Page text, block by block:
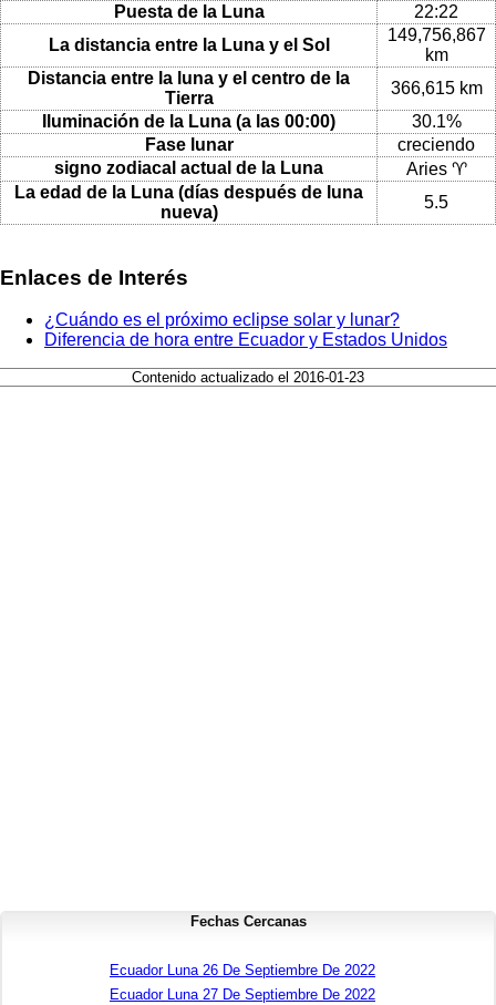
Puesta de la Luna
22:22
La distancia entre la Luna y el Sol
149,756,867
km
Distancia entre la luna y el centro de la
Tierra
366,615 km
Iluminación de la Luna (a las 00:00)
30.1%
Fase lunar
creciendo
signo zodiacal actual de la Luna
Aries ♈
La edad de la Luna (días después de luna
nueva)
5.5
Enlaces de Interés
¿Cuándo es el próximo eclipse solar y lunar?
Diferencia de hora entre Ecuador y Estados Unidos
Contenido actualizado el 2016-01-23
Fechas Cercanas
Ecuador Luna 26 De Septiembre De 2022
Ecuador Luna 27 De Septiembre De 2022